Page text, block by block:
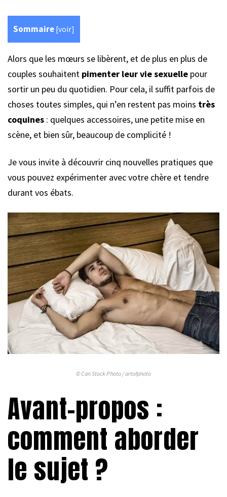
Sommaire [voir]
Alors que les mœurs se libèrent, et de plus en plus de
couples souhaitent pimenter leur vie sexuelle pour
sortir un peu du quotidien. Pour cela, il suffit parfois de
choses toutes simples, qui n’en restent pas moins très
coquines : quelques accessoires, une petite mise en
scène, et bien sûr, beaucoup de complicité !
Je vous invite à découvrir cinq nouvelles pratiques que
vous pouvez expérimenter avec votre chère et tendre
durant vos ébats.
© Can Stock Photo / artofphoto
Avant-propos :
comment aborder
le sujet ?